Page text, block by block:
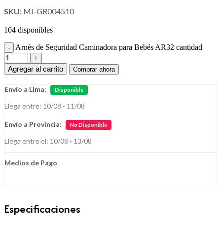
SKU: MI-GR004510
104 disponibles
Arnés de Seguridad Caminadora para Bebés AR32 cantidad
Agregar al carrito Comprar ahora
Envío a Lima: Disponible
Llega entre: 10/08 - 11/08
Envío a Provincia: No Disponible
Llega entre el: 10/08 - 13/08
Medios de Pago
Especificaciones